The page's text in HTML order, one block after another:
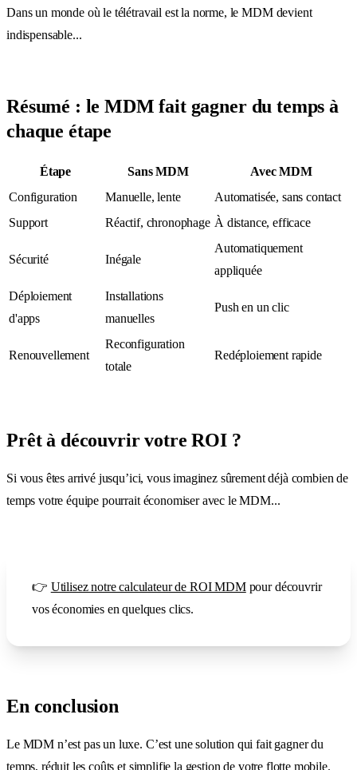
Dans un monde où le télétravail est la norme, le MDM devient
indispensable...
Résumé : le MDM fait gagner du temps à
chaque étape
Étape Sans MDM
Avec MDM
Configuration
Manuelle, lente
Automatisée, sans contact
Support
Réactif, chronophage À distance, efficace
Sécurité Inégale
Automatiquement
appliquée
Déploiement
d'apps
Installations
manuelles
Push en un clic
Renouvellement
Reconfiguration
totale
Redéploiement rapide
Prêt à découvrir votre ROI ?
Si vous êtes arrivé jusqu’ici, vous imaginez sûrement déjà combien de
temps votre équipe pourrait économiser avec le MDM...
👉 Utilisez notre calculateur de ROI MDMpour découvrir
vos économies en quelques clics.
En conclusion
Le MDM n’est pas un luxe. C’est une solution qui fait gagner du
temps, réduit les coûts et simplifie la gestion de votre flotte mobile.